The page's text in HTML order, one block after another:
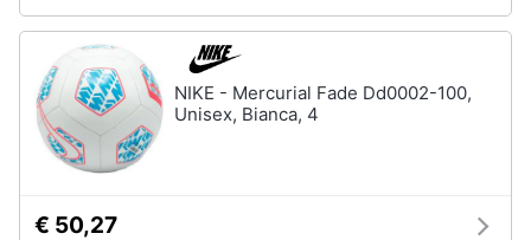
NIKE - Mercurial Fade Dd0002-100,
Unisex, Bianca, 4
€ 50,27